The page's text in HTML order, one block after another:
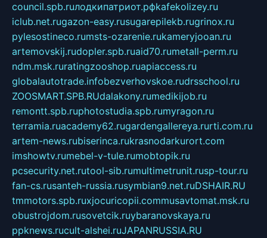
council.spb.ruлодкипатриот.рфkafekolizey.ru
iclub.net.rugazon-easy.rusugarepilekb.rugrinox.ru
pylesostineco.rumsts-ozarenie.rukameryjooan.ru
artemovskij.rudopler.spb.ruaid70.rumetall-perm.ru
ndm.msk.ruratingzooshop.ruapiaccess.ru
globalautotrade.infobezverhovskoe.rudrsschool.ru
ZOOSMART.SPB.RUdalakony.rumedikijob.ru
remontt.spb.ruphotostudia.spb.rumyragon.ru
terramia.ruacademy62.rugardengallereya.rurti.com.ru
artem-news.rubiserinca.rukrasnodarkurort.com
imshowtv.rumebel-v-tule.rumobtopik.ru
pcsecurity.net.rutool-sib.rumultimetrunit.rusp-tour.ru
fan-cs.rusanteh-russia.rusymbian9.net.ruDSHAIR.RU
tmmotors.spb.ruxjocuricopii.commusavtomat.msk.ru
obustrojdom.rusovetcik.ruybaranovskaya.ru
ppknews.rucult-alshei.ruJAPANRUSSIA.RU